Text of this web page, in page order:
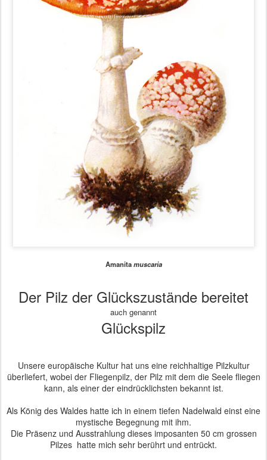
Amanitamuscaria
Der Pilz der Glückszustände bereitet
auch genannt
Glückspilz
Unsere europäische Kultur hat uns eine reichhaltige Pilzkultur
überliefert, wobei der Fliegenpilz, der Pilz mit dem die Seele fliegen
kann, als einer der eindrücklichsten bekannt ist.
Als König des Waldes hatte ich in einem tiefen Nadelwald einst eine
mystische Begegnung mit ihm.
Die Präsenz und Ausstrahlung dieses imposanten 50 cm grossen
Pilzes hatte mich sehr berührt und entrückt.